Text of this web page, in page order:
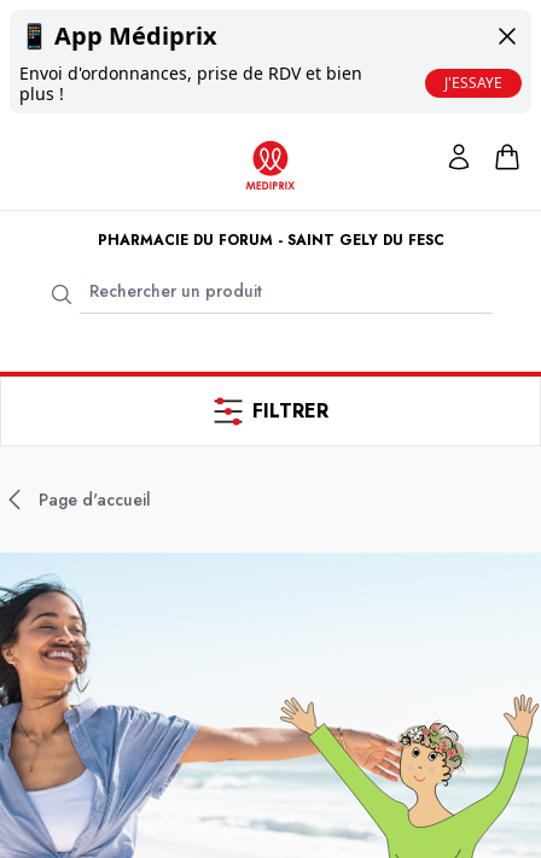
📱 App Médiprix
Envoi d'ordonnances, prise de RDV et bien
plus !
J'ESSAYE
PHARMACIE DU FORUM - SAINT GELY DU FESC
FILTRER
Page d'accueil